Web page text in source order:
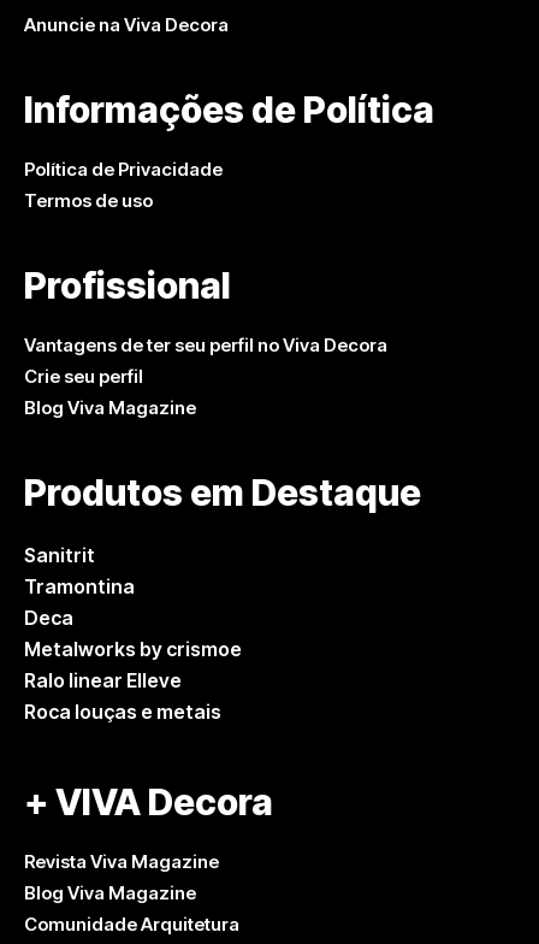
Anuncie na Viva Decora
Informações de Política
Política de Privacidade
Termos de uso
Profissional
Vantagens de ter seu perfil no Viva Decora
Crie seu perfil
Blog Viva Magazine
Produtos em Destaque
Sanitrit
Tramontina
Deca
Metalworks by crismoe
Ralo linear Elleve
Roca louças e metais
+ VIVA Decora
Revista Viva Magazine
Blog Viva Magazine
Comunidade Arquitetura